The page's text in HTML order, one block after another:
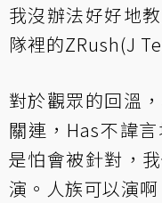
我沒辦法好好地
隊裡的ZRush(J
對於觀眾的回溫
關連，Has不諱
是怕會被針對，
演。人族可以演啊